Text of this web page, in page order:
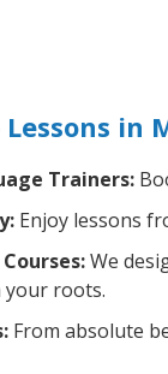
Trainers:
Enjoy lessons
We
roots.
From absolute